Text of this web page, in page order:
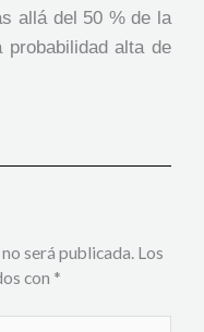
allá del 50 % de la
probabilidad alta de
será publicada. Los
con *